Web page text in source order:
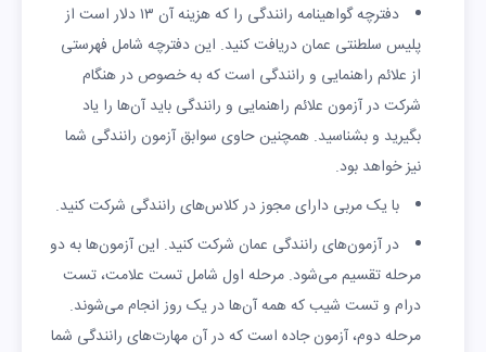
دفترچه گواهینامه رانندگی را که هزینه آن ۱۳ دلار است از
پلیس سلطنتی عمان دریافت کنید. این دفترچه شامل فهرستی
از علائم راهنمایی و رانندگی است که به خصوص در هنگام
شرکت در آزمون علائم راهنمایی و رانندگی باید آن‌ها را یاد
بگیرید و بشناسید. همچنین حاوی سوابق آزمون رانندگی شما
نیز خواهد بود.
با یک مربی دارای مجوز در کلاس‌های رانندگی شرکت کنید.
در آزمون‌های رانندگی عمان شرکت کنید. این آزمون‌ها به دو
مرحله تقسیم می‌شود. مرحله اول شامل تست علامت، تست
درام و تست شیب که همه آن‌ها در یک روز انجام می‌شوند.
مرحله دوم، آزمون جاده است که در آن مهارت‌های رانندگی شما